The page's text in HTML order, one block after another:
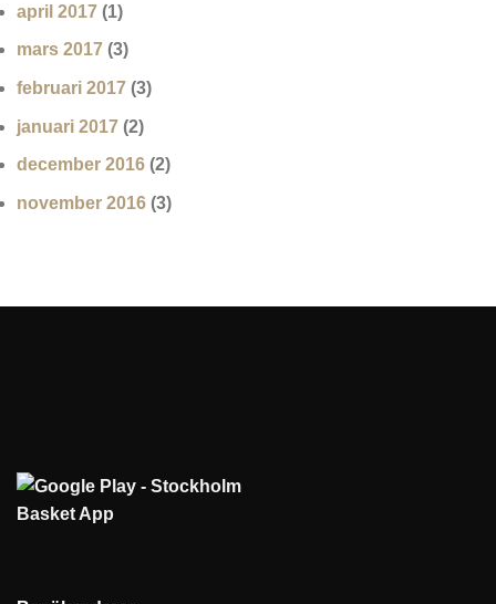
april 2017 (1)
mars 2017 (3)
februari 2017 (3)
januari 2017 (2)
december 2016 (2)
november 2016 (3)